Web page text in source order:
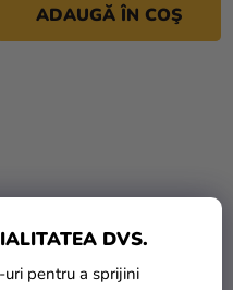
DVS.
pentru a sprijini
ADAUGĂ ÎN COŞ